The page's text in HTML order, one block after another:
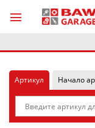
Артикул Начало